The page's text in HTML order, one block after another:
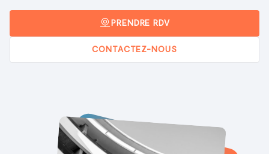
PRENDRE RDV
CONTACTEZ-NOUS